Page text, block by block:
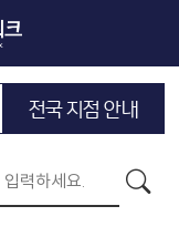
전국 지점 안내